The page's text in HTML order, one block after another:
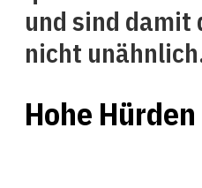
und sind damit
nicht
Hohe Hürden